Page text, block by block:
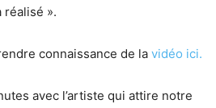
réalisé ».
connaissance de la vidéo ici.
avec l’artiste qui attire notre